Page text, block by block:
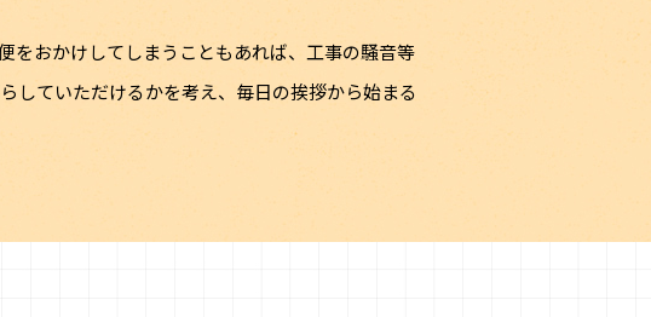
をおかけしてしまうこともあれば、工事の騒音等
していただけるかを考え、毎日の挨拶から始まる